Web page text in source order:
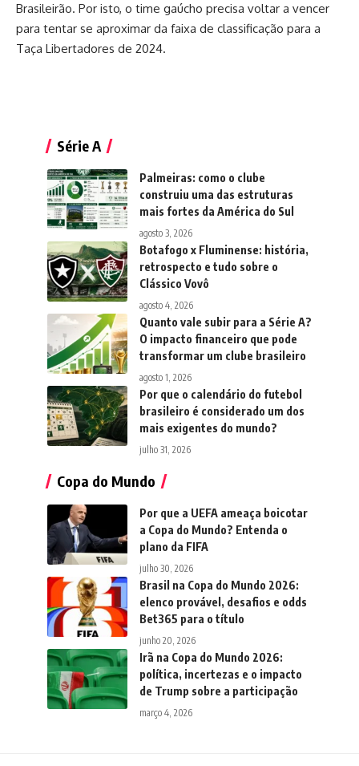
Brasileirão. Por isto, o time gaúcho precisa voltar a vencer
para tentar se aproximar da faixa de classificação para a
Taça Libertadores de 2024.
Série A
Palmeiras: como o clube
construiu uma das estruturas
mais fortes da América do Sul
agosto 3, 2026
Botafogo x Fluminense: história,
retrospecto e tudo sobre o
Clássico Vovô
agosto 4, 2026
Quanto vale subir para a Série A?
O impacto financeiro que pode
transformar um clube brasileiro
agosto 1, 2026
Por que o calendário do futebol
brasileiro é considerado um dos
mais exigentes do mundo?
julho 31, 2026
Copa do Mundo
Por que a UEFA ameaça boicotar
a Copa do Mundo? Entenda o
plano da FIFA
julho 30, 2026
Brasil na Copa do Mundo 2026:
elenco provável, desafios e odds
Bet365 para o título
junho 20, 2026
Irã na Copa do Mundo 2026:
política, incertezas e o impacto
de Trump sobre a participação
março 4, 2026